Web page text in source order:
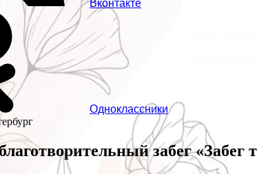
Вконтакте
Одноклассники
забег «Забег